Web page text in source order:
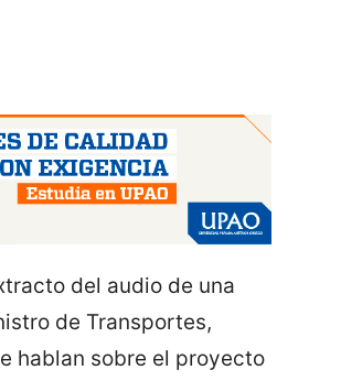
del audio de una
de Transportes,
hablan sobre el proyecto